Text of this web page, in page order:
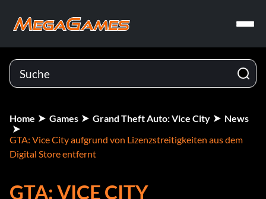
Home Games Grand Theft Auto: Vice City
News
GTA: Vice City aufgrund von Lizenzstreitigkeiten aus dem
Digital Store entfernt
GTA: VICE CITY